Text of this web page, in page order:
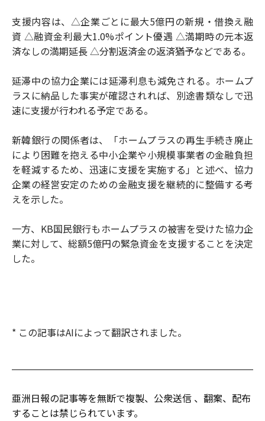
支援内容は、△企業ごとに最大5億円の新規・借換え融
資 △融資金利最大1.0%ポイント優遇 △満期時の元本返
済なしの満期延長 △分割返済金の返済猶予などである。
延滞中の協力企業には延滞利息も減免される。ホームプ
ラスに納品した事実が確認されれば、別途書類なしで迅
速に支援が行われる予定である。
新韓銀行の関係者は、「ホームプラスの再生手続き廃止
により困難を抱える中小企業や小規模事業者の金融負担
を軽減するため、迅速に支援を実施する」と述べ、協力
企業の経営安定のための金融支援を継続的に整備する考
えを示した。
一方、KB国民銀行もホームプラスの被害を受けた協力企
業に対して、総額5億円の緊急資金を支援することを決定
した。
* この記事はAIによって翻訳されました。
亜洲日報の記事等を無断で複製、公衆送信 、翻案、配布
することは禁じられています。